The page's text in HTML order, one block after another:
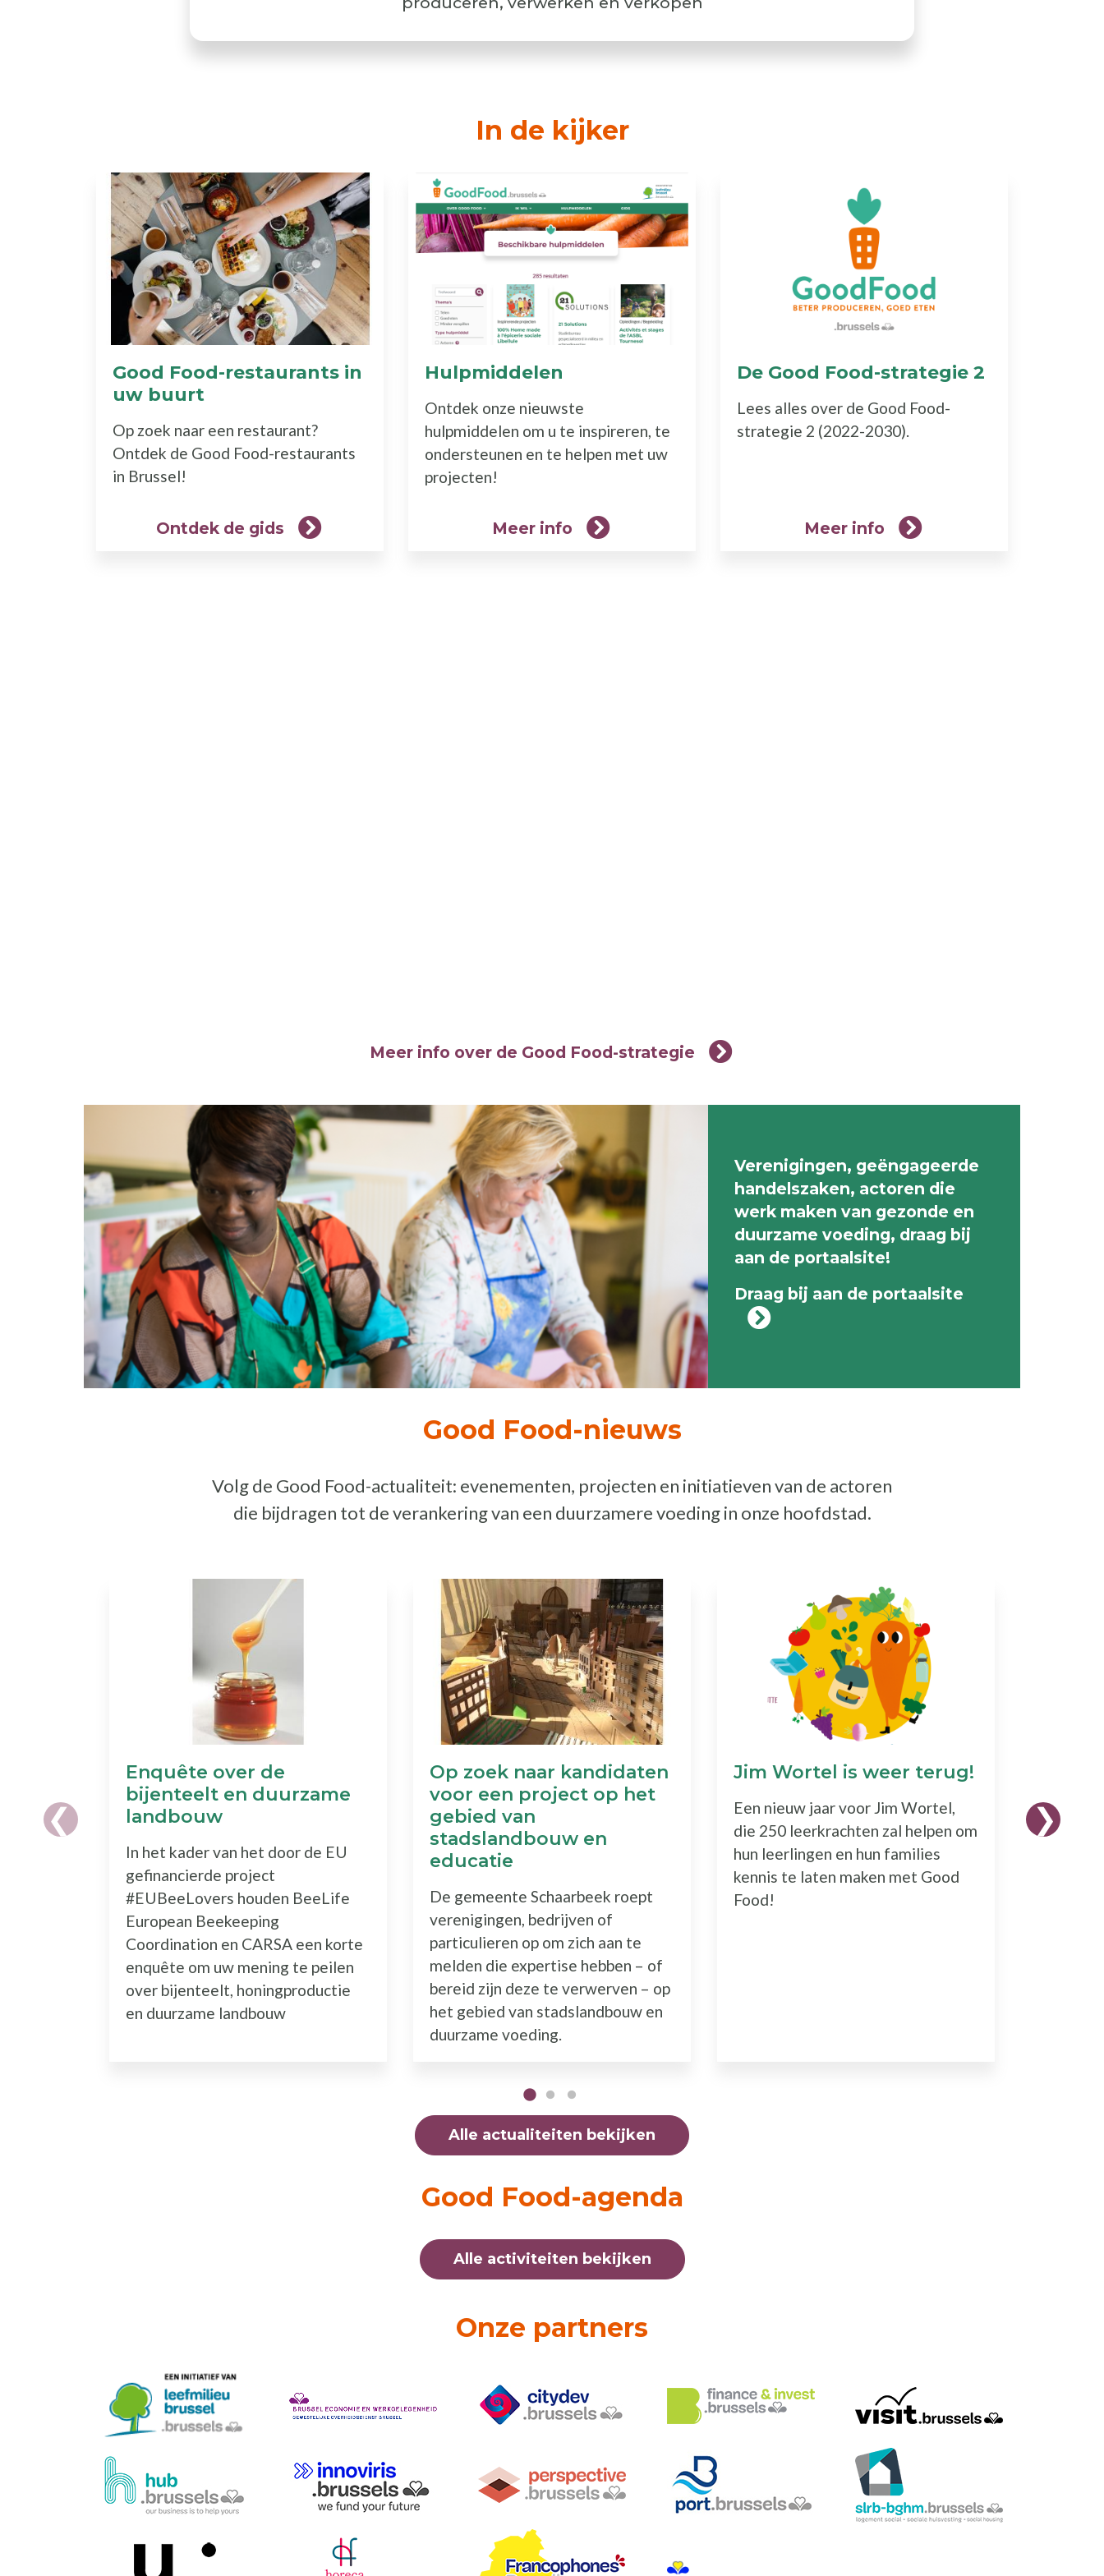
In de kijker
Good Food-restaurants in
uw buurt
gids)
Op zoek naar een restaurant?
Ontdek de Good Food-restaurants
in Brussel!
Ontdek de gids
Hulpmiddelen
Ontdek onze nieuwste
hulpmiddelen om u te inspireren, te
ondersteunen en te helpen met uw
projecten!
Meer info
De Good Food-strategie 2
Lees alles over de Good Food-
strategie 2 (2022-2030).
Meer info
Meer info over de Good Food-strategie
Verenigingen, geëngageerde
handelszaken, actoren die
werk maken van gezonde en
duurzame voeding, draag bij
aan de portaalsite!
Draag bij aan de portaalsite
Good Food-nieuws
Volg de Good Food-actualiteit: evenementen, projecten en initiatieven van de actoren
die bijdragen tot de verankering van een duurzamere voeding in onze hoofdstad.
Enquête over de
bijenteelt en duurzame
landbouw
In het kader van het door de EU
gefinancierde project
#EUBeeLovers houden BeeLife
European Beekeeping
Coordination en CARSA een korte
enquête om uw mening te peilen
over bijenteelt, honingproductie
en duurzame landbouw
Op zoek naar kandidaten
voor een project op het
gebied van
stadslandbouw en
educatie
De gemeente Schaarbeek roept
verenigingen, bedrijven of
particulieren op om zich aan te
melden die expertise hebben – of
bereid zijn deze te verwerven – op
het gebied van stadslandbouw en
duurzame voeding.
Jim Wortel is weer terug!
Een nieuw jaar voor Jim Wortel,
die 250 leerkrachten zal helpen om
hun leerlingen en hun families
kennis te laten maken met Good
Food!
Een
Alle actualiteiten bekijken
Good Food-agenda
Alle activiteiten bekijken
Onze partners